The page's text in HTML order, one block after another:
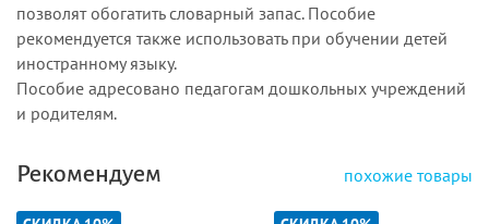
позволят обогатить словарный запас. Пособие
рекомендуется также использовать при обучении детей
иностранному языку.
Пособие адресовано педагогам дошкольных учреждений
и родителям.
Рекомендуем похожие товары